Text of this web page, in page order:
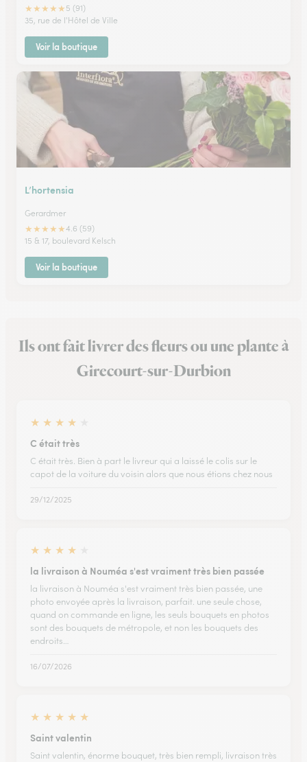
★★★★★ 5 (91)
35, rue de l'Hôtel de Ville
Voir la boutique
L’hortensia
Gerardmer
★★★★★4.6 (59)
15 & 17, boulevard Kelsch
Voir la boutique
Ils ont fait livrer des fleurs ou une plante à
Girecourt-sur-Durbion
★ ★ ★ ★
C était très
C était très. Bien à part le livreur qui a laissé le colis sur le
capot de la voiture du voisin alors que nous étions chez nous
29/12/2025
★ ★ ★ ★
la livraison à Nouméa s'est vraiment très bien passée
la livraison à Nouméa s'est vraiment très bien passée, une
photo envoyée après la livraison, parfait. une seule chose,
quand on commande en ligne, les seuls bouquets en photos
sont des bouquets de métropole, et non les bouquets des
endroits…
16/07/2026
★ ★ ★ ★ ★
Saint valentin
Saint valentin, énorme bouquet, très bien rempli, livraison très